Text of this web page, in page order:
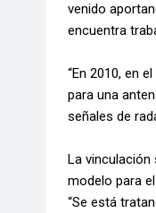
venido
encuentra
“En 2010, en
para una
señales de
La vinculación
modelo para
“Se está